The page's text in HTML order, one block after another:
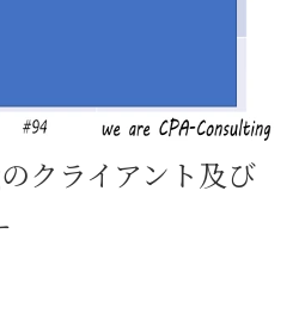
クライアント及び